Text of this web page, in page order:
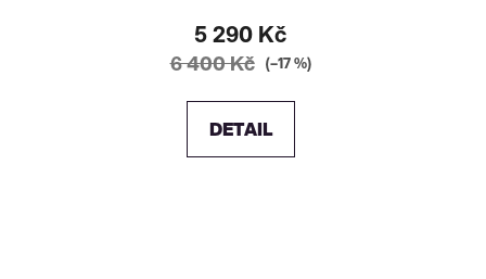
5 290 Kč
6 400 Kč (–17 %)
DETAIL